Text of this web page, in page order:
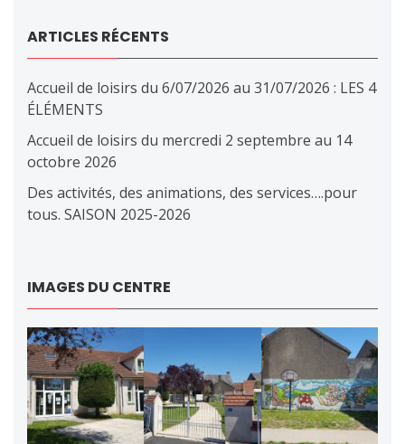
ARTICLES RÉCENTS
Accueil de loisirs du 6/07/2026 au 31/07/2026 : LES 4
ÉLÉMENTS
Accueil de loisirs du mercredi 2 septembre au 14
octobre 2026
Des activités, des animations, des services….pour
tous. SAISON 2025-2026
IMAGES DU CENTRE